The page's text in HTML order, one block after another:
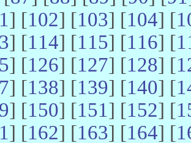
] [102] [103] [104] [
] [114] [115] [116] [
] [126] [127] [128] [
] [138] [139] [140] [
] [150] [151] [152] [
] [162] [163] [164] [